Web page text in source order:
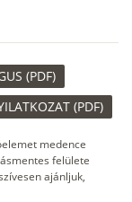
(PDF)
(PDF)
medence
felülete
ajánljuk,